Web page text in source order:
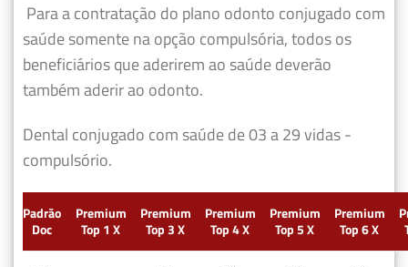
Para a contratação do plano odonto conjugado com
saúde somente na opção compulsória, todos os
beneficiários que aderirem ao saúde deverão
também aderir ao odonto.
Dental conjugado com saúde de 03 a 29 vidas -
compulsório.
Padrão
Doc
Premium
Top 1 X
Premium
Top 3 X
Premium
Top 4 X
Premium
Top 5 X
Premium
Top 6 X